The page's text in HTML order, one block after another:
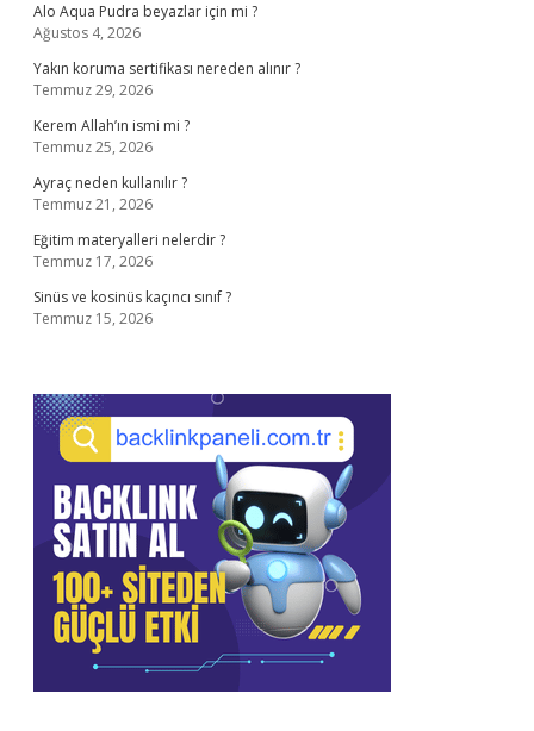
Alo Aqua Pudra beyazlar için mi ?
Ağustos 4, 2026
Yakın koruma sertifikası nereden alınır ?
Temmuz 29, 2026
Kerem Allah’ın ismi mi ?
Temmuz 25, 2026
Ayraç neden kullanılır ?
Temmuz 21, 2026
Eğitim materyalleri nelerdir ?
Temmuz 17, 2026
Sinüs ve kosinüs kaçıncı sınıf ?
Temmuz 15, 2026